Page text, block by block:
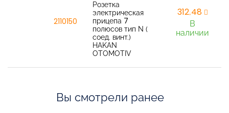
2110150
Розетка
электрическая
прицепа 7
полюсов тип N (
соед. винт.)
HAKAN
OTOMOTIV
312,48
В
наличии
Вы смотрели ранее